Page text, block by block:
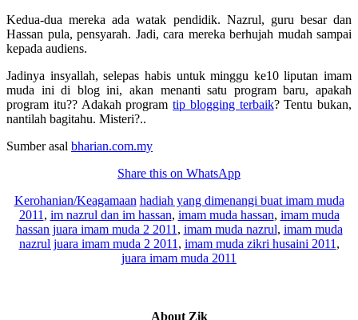
Kedua-dua mereka ada watak pendidik. Nazrul, guru besar dan
Hassan pula, pensyarah. Jadi, cara mereka berhujah mudah sampai
kepada audiens.
Jadinya insyallah, selepas habis untuk minggu ke10 liputan imam
muda ini di blog ini, akan menanti satu program baru, apakah
program itu?? Adakah program tip blogging terbaik? Tentu bukan,
nantilah bagitahu. Misteri?..
Sumber asal bharian.com.my
Share this on WhatsApp
Kerohanian/Keagamaan hadiah yang dimenangi buat imam muda
2011 , im nazrul dan im hassan, imam muda hassan, imam muda
hassan juara imam muda 2 2011 , imam muda nazrul, imam muda
nazrul juara imam muda 2 2011 , imam muda zikri husaini 2011 ,
juara imam muda 2011
About Zik